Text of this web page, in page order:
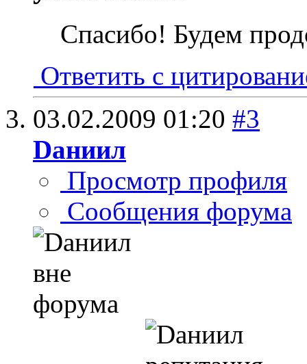
Спасибо! Будем
Ответить с
03.02.2009 01:20 #3
Dаниил
Просмотр профиля
Сообщения форума